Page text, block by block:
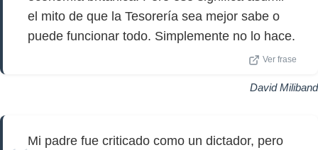
el mito de que la Tesorería sea mejor sabe o
puede funcionar todo. Simplemente no lo hace.
Ver frase
David Miliband
Mi padre fue criticado como un dictador, pero